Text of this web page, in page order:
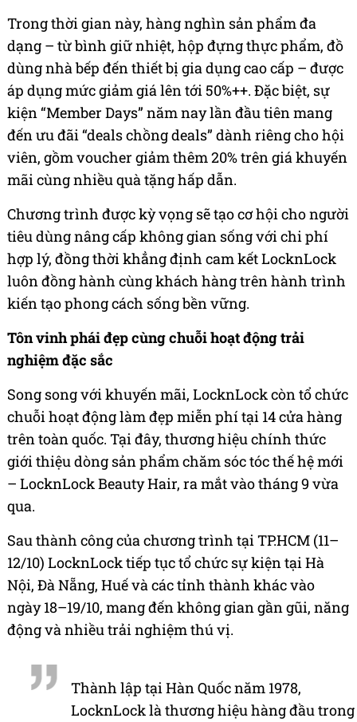
Trong thời gian này, hàng nghìn sản phẩm đa
dạng – từ bình giữ nhiệt, hộp đựng thực phẩm, đồ
dùng nhà bếp đến thiết bị gia dụng cao cấp – được
áp dụng mức giảm giá lên tới 50%++. Đặc biệt, sự
kiện “Member Days” năm nay lần đầu tiên mang
đến ưu đãi “deals chồng deals” dành riêng cho hội
viên, gồm voucher giảm thêm 20% trên giá khuyến
mãi cùng nhiều quà tặng hấp dẫn.
Chương trình được kỳ vọng sẽ tạo cơ hội cho người
tiêu dùng nâng cấp không gian sống với chi phí
hợp lý, đồng thời khẳng định cam kết LocknLock
luôn đồng hành cùng khách hàng trên hành trình
kiến tạo phong cách sống bền vững.
Tôn vinh phái đẹp cùng chuỗi hoạt động trải
nghiệm đặc sắc
Song song với khuyến mãi, LocknLock còn tổ chức
chuỗi hoạt động làm đẹp miễn phí tại 14 cửa hàng
trên toàn quốc. Tại đây, thương hiệu chính thức
giới thiệu dòng sản phẩm chăm sóc tóc thế hệ mới
– LocknLock Beauty Hair, ra mắt vào tháng 9 vừa
qua.
Sau thành công của chương trình tại TP.HCM (11–
12/10) LocknLock tiếp tục tổ chức sự kiện tại Hà
Nội, Đà Nẵng, Huế và các tỉnh thành khác vào
ngày 18–19/10, mang đến không gian gần gũi, năng
động và nhiều trải nghiệm thú vị.
Thành lập tại Hàn Quốc năm 1978,
LocknLock là thương hiệu hàng đầu trong